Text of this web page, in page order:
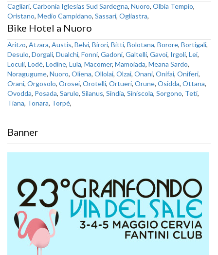
Cagliari, Carbonia Iglesias Sud Sardegna, Nuoro, Olbia Tempio,
Oristano, Medio Campidano, Sassari, Ogliastra,
Bike Hotel a Nuoro
Aritzo, Atzara, Austis, Belvi, Birori, Bitti, Bolotana, Borore, Bortigali,
Desulo, Dorgali, Dualchi, Fonni, Gadoni, Galtelli, Gavoi, Irgoli, Lei,
Loculi, Lodè, Lodine, Lula, Macomer, Mamoiada, Meana Sardo,
Noragugume, Nuoro, Oliena, Ollolai, Olzai, Onani, Onifai, Oniferi,
Orani, Orgosolo, Orosei, Orotelli, Ortueri, Orune, Osidda, Ottana,
Ovodda, Posada, Sarule, Silanus, Sindia, Siniscola, Sorgono, Teti,
Tiana, Tonara, Torpè,
Banner